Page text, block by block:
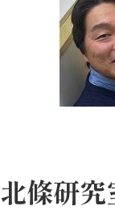
北條研究